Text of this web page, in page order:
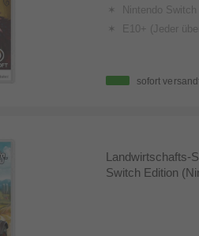
Nintendo Switch
E10+ (Jeder
sofort
Landwirtschafts-
Switch Edition